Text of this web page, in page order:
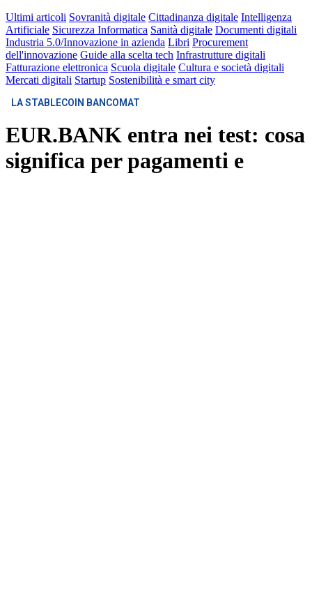
Ultimi articoli Sovranità digitale Cittadinanza digitale Intelligenza
Artificiale Sicurezza Informatica Sanità digitale Documenti digitali
Industria 5.0/Innovazione in azienda Libri Procurement
dell'innovazione Guide alla scelta tech Infrastrutture digitali
Fatturazione elettronica Scuola digitale Cultura e società digitali
Mercati digitali Startup Sostenibilità e smart city
LA STABLECOIN BANCOMAT
EUR.BANK entra nei test: cosa
significa per pagamenti e